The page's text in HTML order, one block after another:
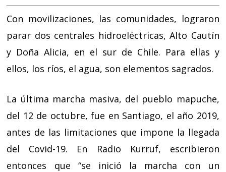
Con movilizaciones, las comunidades, lograron
parar dos centrales hidroeléctricas, Alto Cautín
y Doña Alicia, en el sur de Chile. Para ellas y
ellos, los ríos, el agua, son elementos sagrados.
La última marcha masiva, del pueblo mapuche,
del 12 de octubre, fue en Santiago, el año 2019,
antes de las limitaciones que impone la llegada
del Covid-19. En Radio Kurruf, escribieron
entonces que “se inició la marcha con un